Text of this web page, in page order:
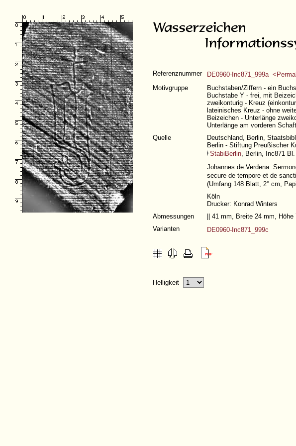
Referenznummer
DE0960-Inc871_999a
Motivgruppe
Buchstaben/Ziffern - ein
Buchstabe Y - frei, mit
zweikonturig - Kreuz
lateinisches Kreuz - ohne
Beizeichen - Unterlänge
Unterlänge am vorderen Schaft
Quelle
Deutschland, Berlin,
Berlin - Stiftung Preußischer
StabiBerlin, Berlin, Inc871
Johannes de Verdena:
secure de tempore et de
(Umfang 148 Blatt, 2° cm,
Köln
Drucker: Konrad Winters
Abmessungen
|| 41 mm, Breite 24 mm, Höhe
Varianten
DE0960-Inc871_999c
Helligkeit